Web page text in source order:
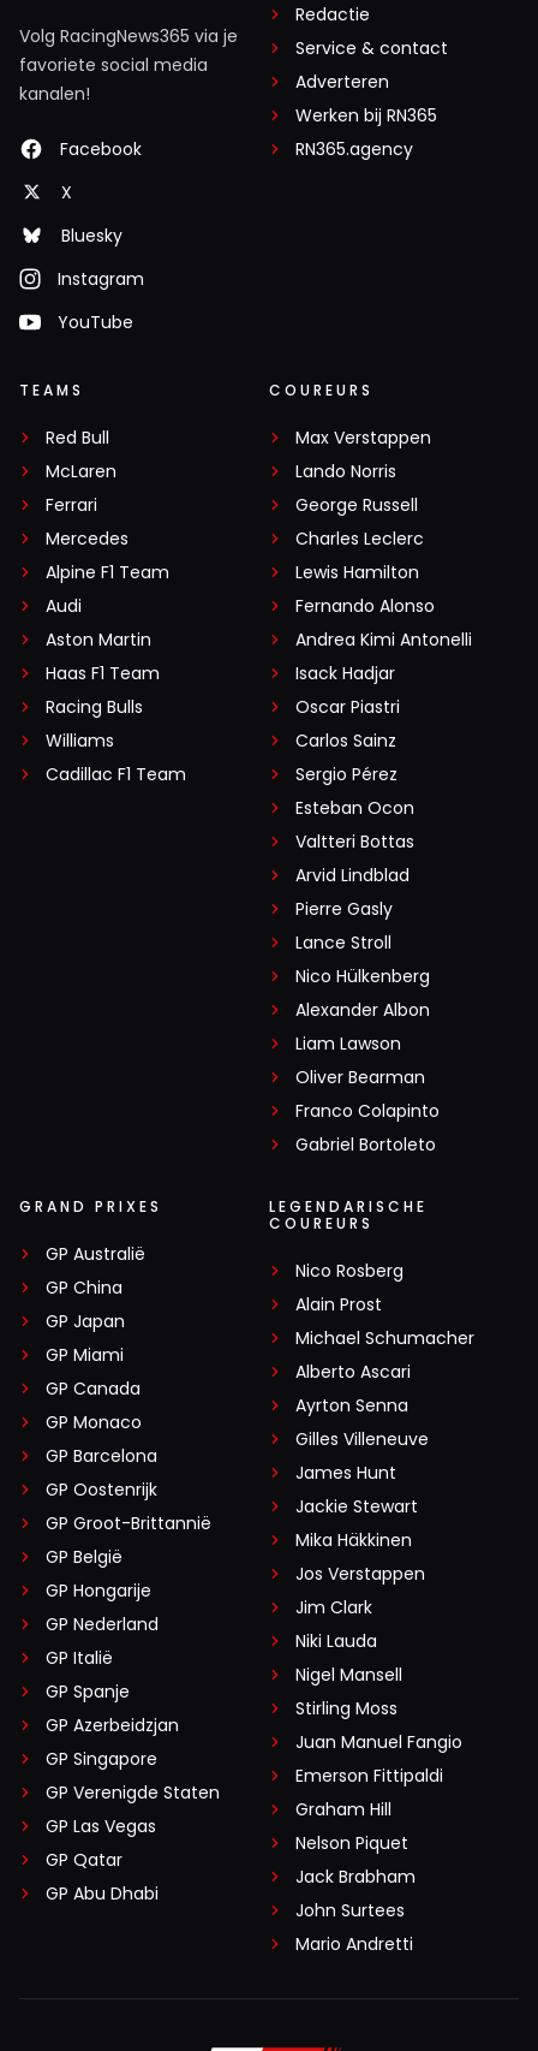
Volg RacingNews365 via je
favoriete social media
kanalen!
Facebook
X
Bluesky
Instagram
YouTube
Redactie
Service & contact
Adverteren
Werken bij RN365
RN365.agency
TEAMS
Red Bull
McLaren
Ferrari
Mercedes
Alpine F1 Team
Audi
Aston Martin
Haas F1 Team
Racing Bulls
Williams
Cadillac F1 Team
COUREURS
Max Verstappen
Lando Norris
George Russell
Charles Leclerc
Lewis Hamilton
Fernando Alonso
Andrea Kimi Antonelli
Isack Hadjar
Oscar Piastri
Carlos Sainz
Sergio Pérez
Esteban Ocon
Valtteri Bottas
Arvid Lindblad
Pierre Gasly
Lance Stroll
Nico Hülkenberg
Alexander Albon
Liam Lawson
Oliver Bearman
Franco Colapinto
Gabriel Bortoleto
GRAND PRIXES
GP Australië
GP China
GP Japan
GP Miami
GP Canada
GP Monaco
GP Barcelona
GP Oostenrijk
GP Groot-Brittannië
GP België
GP Hongarije
GP Nederland
GP Italië
GP Spanje
GP Azerbeidzjan
GP Singapore
GP Verenigde Staten
GP Las Vegas
GP Qatar
GP Abu Dhabi
LEGENDARISCHE
COUREURS
Nico Rosberg
Alain Prost
Michael Schumacher
Alberto Ascari
Ayrton Senna
Gilles Villeneuve
James Hunt
Jackie Stewart
Mika Häkkinen
Jos Verstappen
Jim Clark
Niki Lauda
Nigel Mansell
Stirling Moss
Juan Manuel Fangio
Emerson Fittipaldi
Graham Hill
Nelson Piquet
Jack Brabham
John Surtees
Mario Andretti